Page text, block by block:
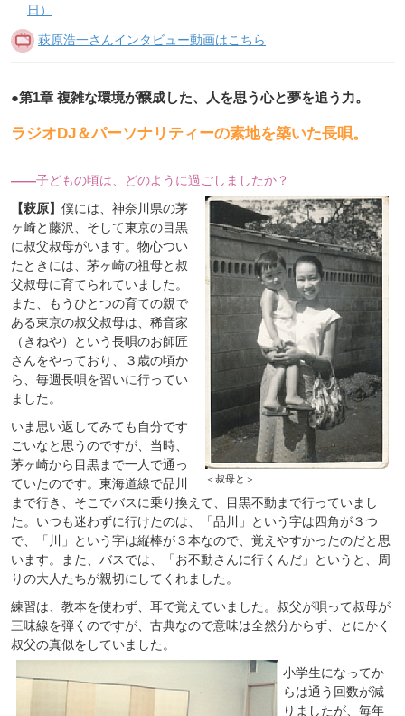
日）
萩原浩一さんインタビュー動画はこちら
●第1章 複雑な環境が醸成した、人を思う心と夢を追う力。
ラジオDJ＆パーソナリティーの素地を築いた長唄。
――子どもの頃は、どのように過ごしましたか？
＜叔母と＞
【萩原】 僕には、神奈川県の茅
ヶ崎と藤沢、そして東京の目黒
に叔父叔母がいます。物心つい
たときには、茅ヶ崎の祖母と叔
父叔母に育てられていました。
また、もうひとつの育ての親で
ある東京の叔父叔母は、稀音家
（きねや）という長唄のお師匠
さんをやっており、３歳の頃か
ら、毎週長唄を習いに行ってい
ました。
いま思い返してみても自分です
ごいなと思うのですが、当時、
茅ヶ崎から目黒まで一人で通っ
ていたのです。東海道線で品川
まで行き、そこでバスに乗り換えて、目黒不動まで行っていまし
た。いつも迷わずに行けたのは、「品川」という字は四角が３つ
で、「川」という字は縦棒が３本なので、覚えやすかったのだと思
います。また、バスでは、「お不動さんに行くんだ」というと、周
りの大人たちが親切にしてくれました。
練習は、教本を使わず、耳で覚えていました。叔父が唄って叔母が
三味線を弾くのですが、古典なので意味は全然分からず、とにかく
叔父の真似をしていました。
小学生になってか
らは通う回数が減
りましたが、毎年